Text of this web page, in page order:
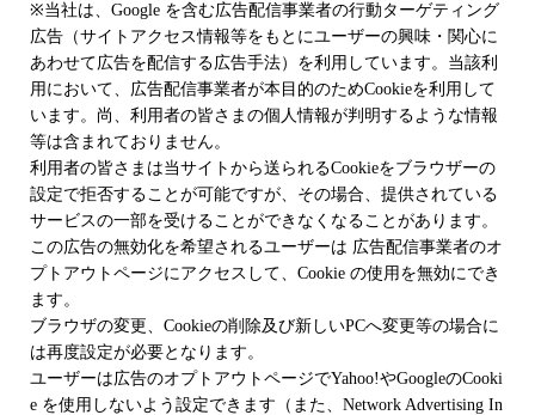
※当社は、Google を含む広告配信事業者の行動ターゲティング
広告（サイトアクセス情報等をもとにユーザーの興味・関心に
あわせて広告を配信する広告手法）を利用しています。当該利
用において、広告配信事業者が本目的のためCookieを利用して
います。尚、利用者の皆さまの個人情報が判明するような情報
等は含まれておりません。
利用者の皆さまは当サイトから送られるCookieをブラウザーの
設定で拒否することが可能ですが、その場合、提供されている
サービスの一部を受けることができなくなることがあります。
この広告の無効化を希望されるユーザーは 広告配信事業者のオ
プトアウトページにアクセスして、Cookie の使用を無効にでき
ます。
ブラウザの変更、Cookieの削除及び新しいPCへ変更等の場合に
は再度設定が必要となります。
ユーザーは広告のオプトアウトページでYahoo!やGoogleのCooki
e を使用しないよう設定できます（また、Network Advertising In